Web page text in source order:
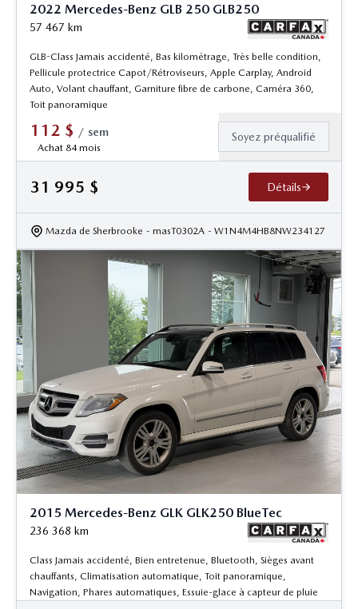
2022 Mercedes-Benz GLB 250 GLB250
57 467 km
GLB-Class Jamais accidenté, Bas kilométrage, Très belle condition,
Pellicule protectrice Capot/Rétroviseurs, Apple Carplay, Android
Auto, Volant chauffant, Garniture fibre de carbone, Caméra 360,
Toit panoramique
112 $ / sem
Achat 84 mois
Soyez préqualifié
31 995 $ Détails
Mazda de Sherbrooke - masT0302A - W1N4M4HB8NW234127
2015 Mercedes-Benz GLK GLK250 BlueTec
236 368 km
Class Jamais accidenté, Bien entretenue, Bluetooth, Sièges avant
chauffants, Climatisation automatique, Toit panoramique,
Navigation, Phares automatiques, Essuie-glace à capteur de pluie